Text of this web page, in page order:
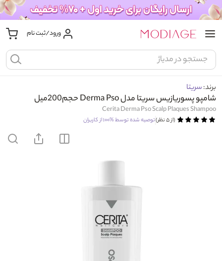
ورود/ثبت نام
برند:سریتا
شامپو پسوریازیس سریتا مدل Derma Pso حجم200میل
Cerita Derma Pso Scalp Plaques Shampoo
(از ۵ نظر) توصیه شده توسط%۱۰۰ از کاربران